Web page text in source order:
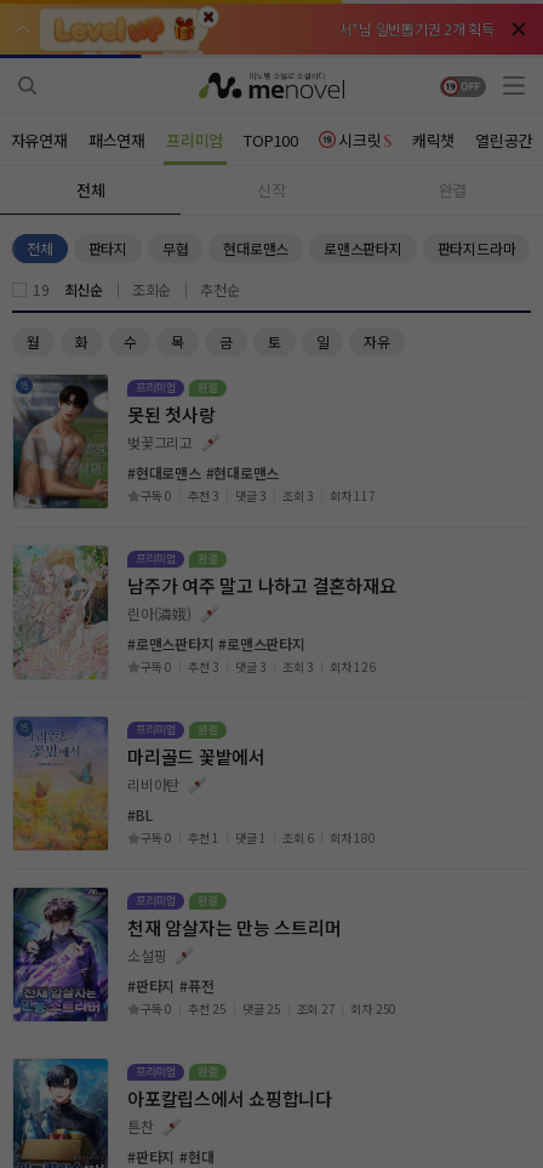
서*님 일반뽑기권 2개 획득
서*님 일반뽑기권 2개 획득
비*님 무료쿠폰 3개 획득
비*님 무료쿠폰 3개 획득
베**님 체험권 1일 획득
베**님 체험권 1일 획득
자유연재 패스연재 프리미엄 TOP100 시크릿 캐릭챗 열린공간
전체 신작 완결
전체 판타지 무협 현대로맨스 로맨스판타지
판타지드라마
19
최신순 조회순 추천순
월 화 수 목 금 토 일 자유
못된 첫사랑
벚꽃그리고
#현대로맨스 #현대로맨스
구독 0 추천 3 댓글 3 조회 3 회차 117
남주가 여주 말고 나하고 결혼하재요
린아(潾娥)
#로맨스판타지 #로맨스판타지
구독 0 추천 3 댓글 3 조회 3 회차 126
마리골드 꽃밭에서
리비아탄
#BL
구독 0 추천 1 댓글 1 조회 6 회차 180
천재 암살자는 만능 스트리머
소설핑
#판타지 #퓨전
구독 0 추천 25 댓글 25 조회 27 회차 250
아포칼립스에서 쇼핑합니다
튼찬
#판타지 #현대